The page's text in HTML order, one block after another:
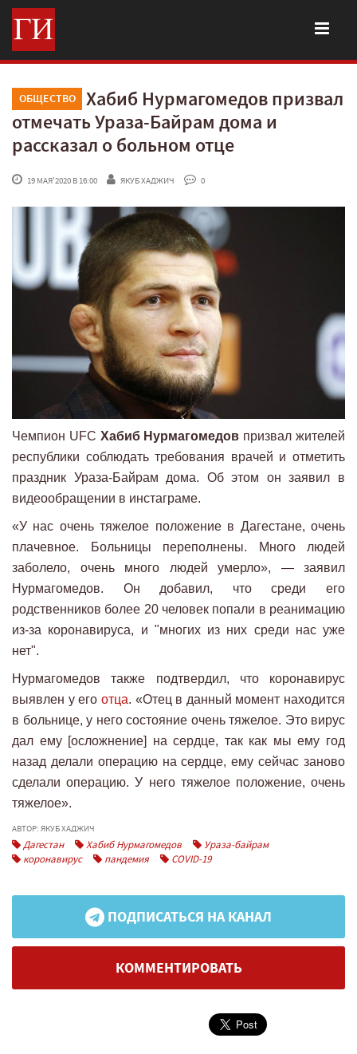
ОБЩЕСТВО
Хабиб Нурмагомедов призвал
отмечать Ураза-Байрам дома и
рассказал о больном отце
19 МАЯ'2020 В 16:00 ЯКУБ ХАДЖИЧ 0
Чемпион UFC Хабиб Нурмагомедов призвал жителей
республики соблюдать требования врачей и отметить
праздник Ураза-Байрам дома. Об этом он заявил в
видеообращении в инстаграме.
«У нас очень тяжелое положение в Дагестане, очень
плачевное. Больницы переполнены. Много людей
заболело, очень много людей умерло», — заявил
Нурмагомедов. Он добавил, что среди его
родственников более 20 человек попали в реанимацию
из-за коронавируса, и "многих из них среди нас уже
нет".
Нурмагомедов также подтвердил, что коронавирус
выявлен у его отца. «Отец в данный момент находится
в больнице, у него состояние очень тяжелое. Это вирус
дал ему [осложнение] на сердце, так как мы ему год
назад делали операцию на сердце, ему сейчас заново
сделали операцию. У него тяжелое положение, очень
тяжелое».
АВТОР: ЯКУБ ХАДЖИЧ
Дагестан Хабиб Нурмагомедов
Ураза-байрам
коронавирус
пандемия COVID-19
ПОДПИСАТЬСЯ НА КАНАЛ
КОММЕНТИРОВАТЬ